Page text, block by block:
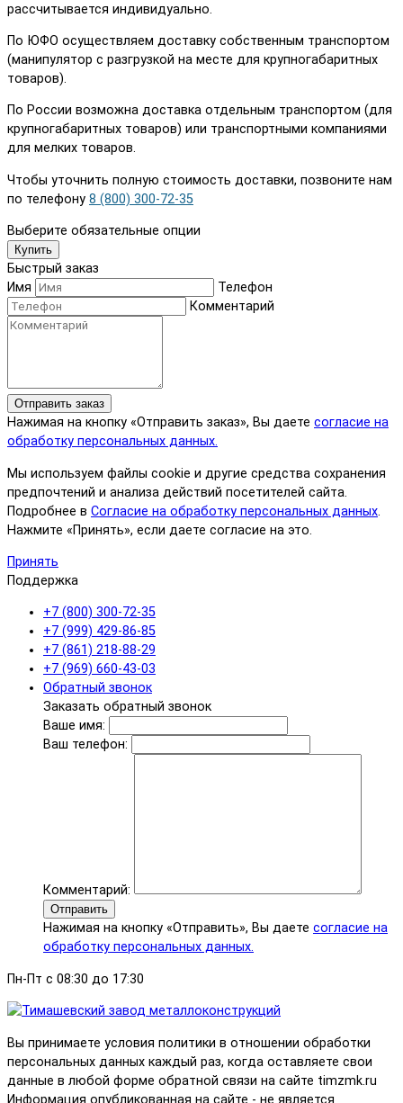
рассчитывается индивидуально.
По ЮФО осуществляем доставку собственным транспортом
(манипулятор с разгрузкой на месте для крупногабаритных
товаров).
По России возможна доставка отдельным транспортом (для
крупногабаритных товаров) или транспортными компаниями
для мелких товаров.
Чтобы уточнить полную стоимость доставки, позвоните нам
по телефону 8 (800) 300-72-35
Выберите обязательные опции
Купить
Быстрый заказ
Имя
Телефон
Комментарий
Отправить заказ
Нажимая на кнопку «Отправить заказ», Вы даете согласие на
обработку персональных данных.
Мы используем файлы cookie и другие средства сохранения
предпочтений и анализа действий посетителей сайта.
Подробнее в Согласие на обработку персональных данных.
Нажмите «Принять», если даете согласие на это.
Принять
Поддержка
+7 (800) 300-72-35
+7 (999) 429-86-85
+7 (861) 218-88-29
+7 (969) 660-43-03
Обратный звонок
Заказать обратный звонок
Ваше имя:
Ваш телефон:
Комментарий:
Отправить
Нажимая на кнопку «Отправить», Вы даете согласие на
обработку персональных данных.
Пн-Пт с 08:30 до 17:30
Вы принимаете условия политики в отношении обработки
персональных данных каждый раз, когда оставляете свои
данные в любой форме обратной связи на сайте timzmk.ru
Информация опубликованная на сайте - не является